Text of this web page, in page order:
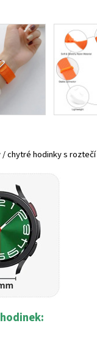
/ chytré hodinky s roztečí